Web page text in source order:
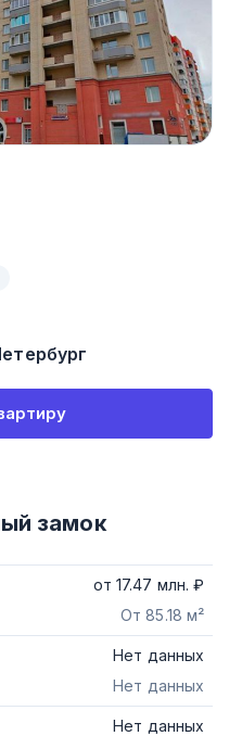
замок
От 85.18 м²
от17.47 млн. ₽
Нет данных
Нет данных
Нет данных